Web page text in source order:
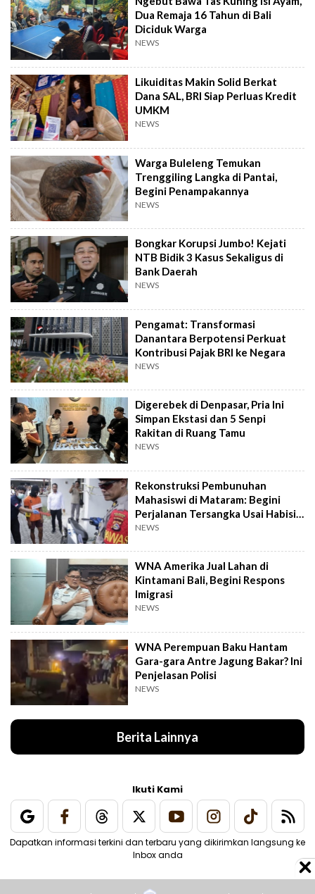
Dua Remaja 16 Tahun di Bali
Diciduk Warga
NEWS
Likuiditas Makin Solid Berkat
Dana SAL, BRI Siap Perluas Kredit
UMKM
NEWS
Warga Buleleng Temukan
Trenggiling Langka di Pantai,
Begini Penampakannya
NEWS
Bongkar Korupsi Jumbo! Kejati
NTB Bidik 3 Kasus Sekaligus di
Bank Daerah
NEWS
Pengamat: Transformasi
Danantara Berpotensi Perkuat
Kontribusi Pajak BRI ke Negara
NEWS
Digerebek di Denpasar, Pria Ini
Simpan Ekstasi dan 5 Senpi
Rakitan di Ruang Tamu
NEWS
Rekonstruksi Pembunuhan
Mahasiswi di Mataram: Begini
Perjalanan Tersangka Usai Habisi
Korban
NEWS
WNA Amerika Jual Lahan di
Kintamani Bali, Begini Respons
Imigrasi
NEWS
WNA Perempuan Baku Hantam
Gara-gara Antre Jagung Bakar? Ini
Penjelasan Polisi
NEWS
Berita Lainnya
Ikuti Kami
Dapatkan informasi terkini dan terbaru yang dikirimkan langsung ke
Inbox anda